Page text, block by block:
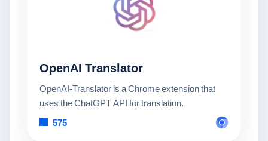
OpenAI Translator
OpenAI-Translator is a Chrome extension that
uses the ChatGPT API for translation.
575